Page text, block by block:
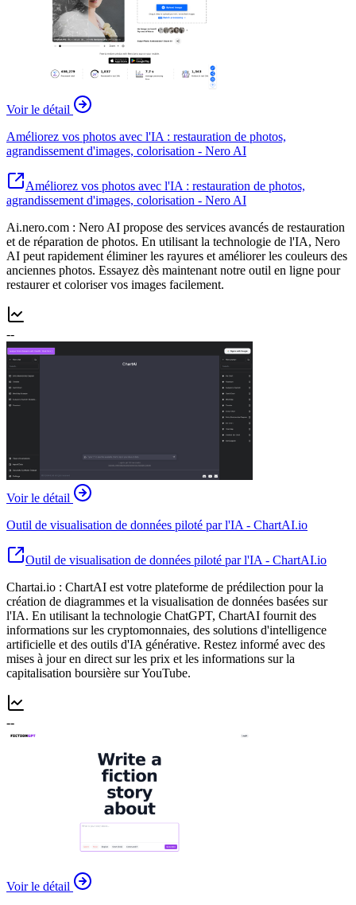
Voir le détail
Améliorez vos photos avec l'IA : restauration de photos,
agrandissement d'images, colorisation - Nero AI
Améliorez vos photos avec l'IA : restauration de photos,
agrandissement d'images, colorisation - Nero AI
Ai.nero.com : Nero AI propose des services avancés de restauration
et de réparation de photos. En utilisant la technologie de l'IA, Nero
AI peut rapidement éliminer les rayures et améliorer les couleurs des
anciennes photos. Essayez dès maintenant notre outil en ligne pour
restaurer et coloriser vos images facilement.
--
Voir le détail
Outil de visualisation de données piloté par l'IA - ChartAI.io
Outil de visualisation de données piloté par l'IA - ChartAI.io
Chartai.io : ChartAI est votre plateforme de prédilection pour la
création de diagrammes et la visualisation de données basées sur
l'IA. En utilisant la technologie ChatGPT, ChartAI fournit des
informations sur les cryptomonnaies, des solutions d'intelligence
artificielle et des outils d'IA générative. Restez informé avec des
mises à jour en direct sur les prix et les informations sur la
capitalisation boursière sur YouTube.
--
Voir le détail